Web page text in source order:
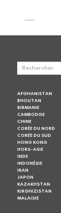
AFGHANISTAN
BHOUTAN
BIRMANIE
CAMBODGE
CHINE
CORÉE DU NORD
CORÉE DU SUD
HONG KONG
HORS-ASIE
INDE
INDONÉSIE
IRAN
JAPON
KAZAKHSTAN
KIRGHIZISTAN
MALAISIE